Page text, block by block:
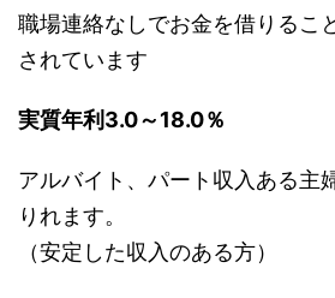
職場連絡なしでお金を借りるこ
されています
実質年利3.0～18.0％
アルバイト、パート収入ある主
りれます。
（安定した収入のある方）